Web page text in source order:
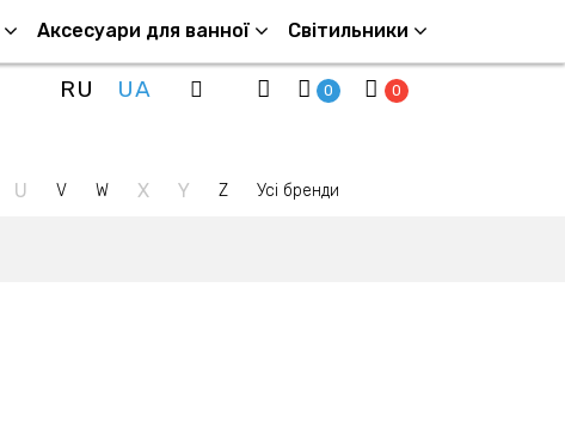
RU UA 0 0
Аксесуари для ванної Світильники
U V W X Y Z Усі бренди